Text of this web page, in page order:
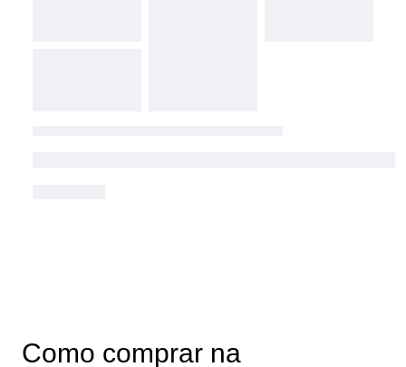
Como comprar na